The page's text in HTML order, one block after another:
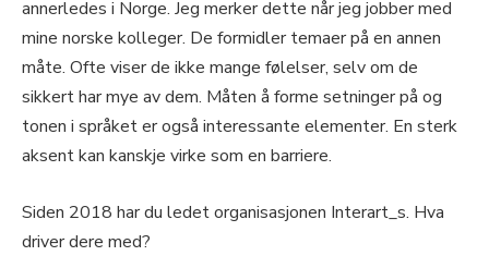
annerledes i Norge. Jeg merker dette når jeg jobber med
mine norske kolleger. De formidler temaer på en annen
måte. Ofte viser de ikke mange følelser, selv om de
sikkert har mye av dem. Måten å forme setninger på og
tonen i språket er også interessante elementer. En sterk
aksent kan kanskje virke som en barriere.
Siden 2018 har du ledet organisasjonen Interart_s. Hva
driver dere med?